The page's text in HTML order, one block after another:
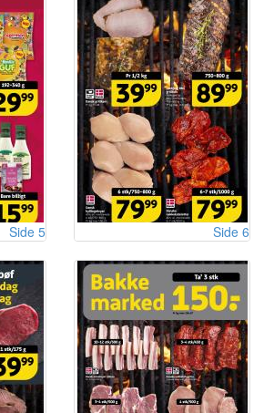
Side 5 Side 6